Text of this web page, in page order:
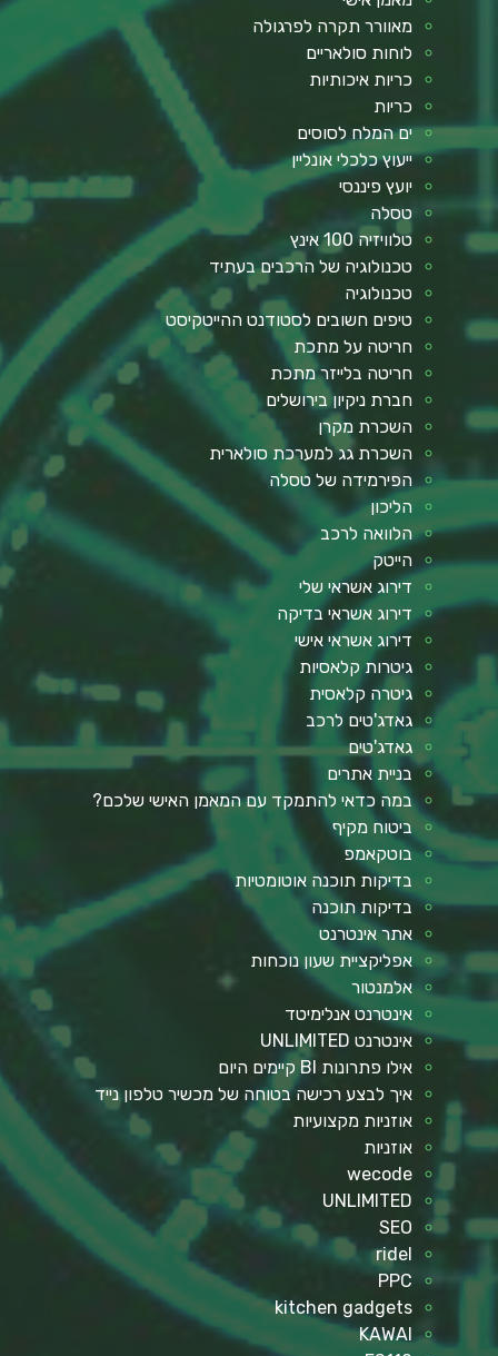
מאוורר תקרה לפרגולה
לוחות סולאריים
כריות איכותיות
כריות
ים המלח לסוסים
ייעוץ כלכלי אונליין
יועץ פיננסי
טסלה
טלוויזיה 100 אינץ
טכנולוגיה של הרכבים בעתיד
טכנולוגיה
טיפים חשובים לסטודנט ההייטקיסט
חריטה על מתכת
חריטה בלייזר מתכת
חברת ניקיון בירושלים
השכרת מקרן
השכרת גג למערכת סולארית
הפירמידה של טסלה
הליכון
הלוואה לרכב
הייטק
דירוג אשראי שלי
דירוג אשראי בדיקה
דירוג אשראי אישי
גיטרות קלאסיות
גיטרה קלאסית
גאדג'טים לרכב
גאדג'טים
בניית אתרים
במה כדאי להתמקד עם המאמן האישי שלכם?
ביטוח מקיף
בוטקאמפ
בדיקות תוכנה אוטומטיות
בדיקות תוכנה
אתר אינטרנט
אפליקציית שעון נוכחות
אלמנטור
אינטרנט אנלימיטד
אינטרנט UNLIMITED
אילו פתרונות BI קיימים היום
איך לבצע רכישה בטוחה של מכשיר טלפון נייד
אוזניות מקצועיות
אוזניות
wecode
UNLIMITED
SEO
ridel
PPC
kitchen gadgets
KAWAI